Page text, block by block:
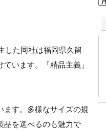
した同社は福岡県久留
います。「精品主義」
ます。多様なサイズの規
品を選べるのも魅力で